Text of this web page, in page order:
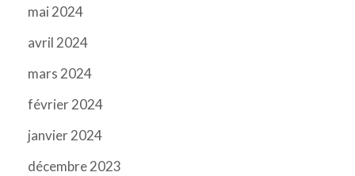
mai 2024
avril 2024
mars 2024
février 2024
janvier 2024
décembre 2023